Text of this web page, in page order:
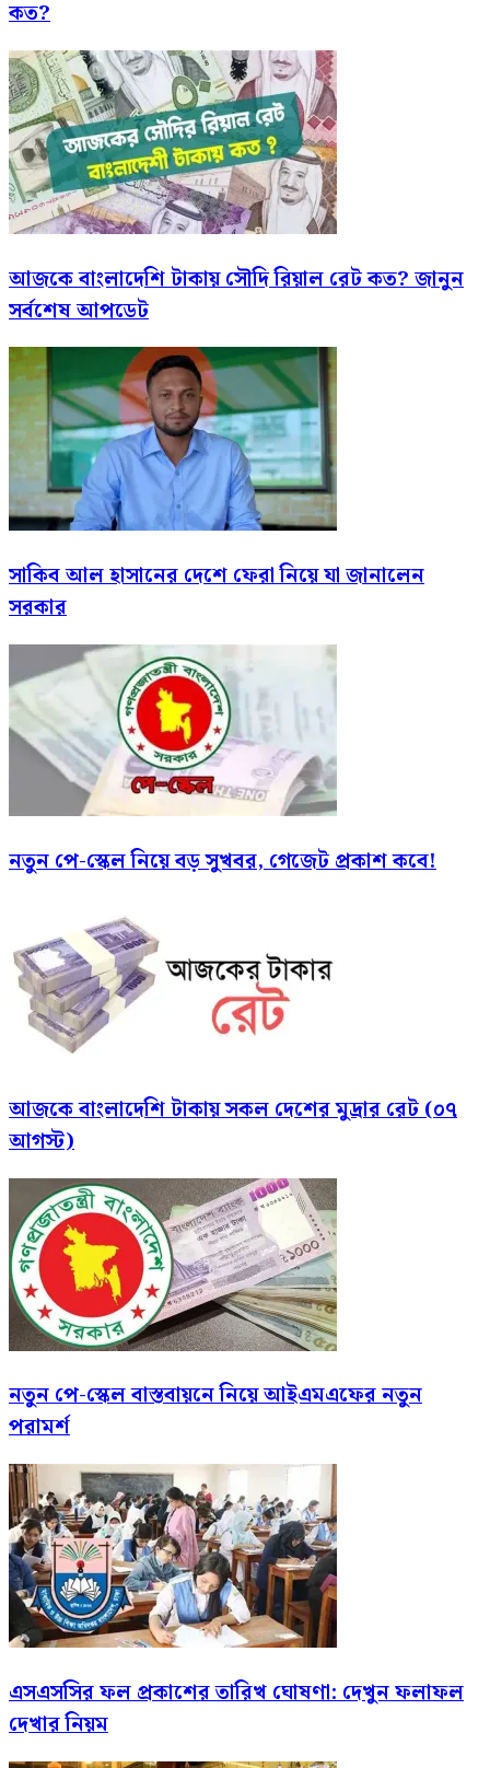
কত?
আজকে বাংলাদেশি টাকায় সৌদি রিয়াল রেট কত? জানুন
সর্বশেষ আপডেট
সাকিব আল হাসানের দেশে ফেরা নিয়ে যা জানালেন
সরকার
নতুন পে-স্কেল নিয়ে বড় সুখবর, গেজেট প্রকাশ কবে!
আজকে বাংলাদেশি টাকায় সকল দেশের মুদ্রার রেট (০৭
আগস্ট)
নতুন পে-স্কেল বাস্তবায়নে নিয়ে আইএমএফের নতুন
পরামর্শ
এসএসসির ফল প্রকাশের তারিখ ঘোষণা: দেখুন ফলাফল
দেখার নিয়ম